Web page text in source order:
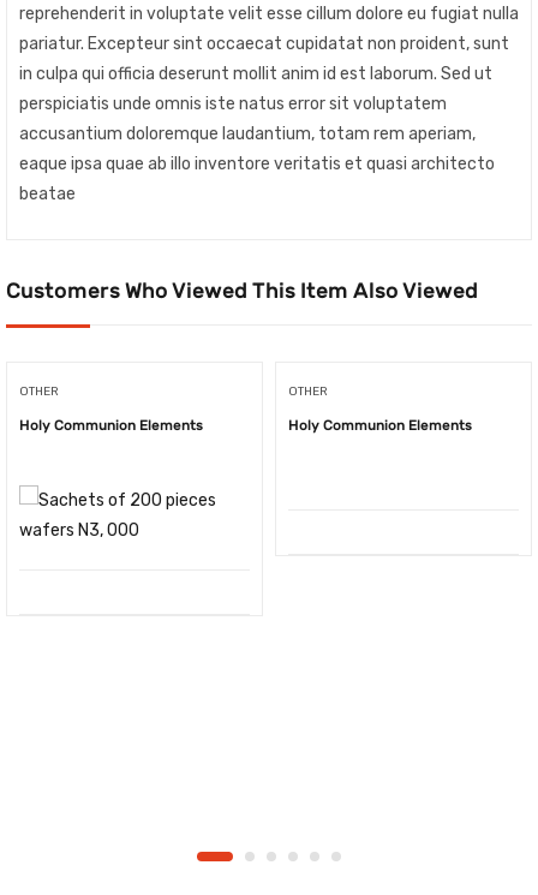
reprehenderit in voluptate velit esse cillum dolore eu fugiat nulla
pariatur. Excepteur sint occaecat cupidatat non proident, sunt
in culpa qui officia deserunt mollit anim id est laborum. Sed ut
perspiciatis unde omnis iste natus error sit voluptatem
accusantium doloremque laudantium, totam rem aperiam,
eaque ipsa quae ab illo inventore veritatis et quasi architecto
beatae
Customers Who Viewed This Item Also Viewed
OTHER
Holy Communion Elements
OTHER
Holy Communion Elements